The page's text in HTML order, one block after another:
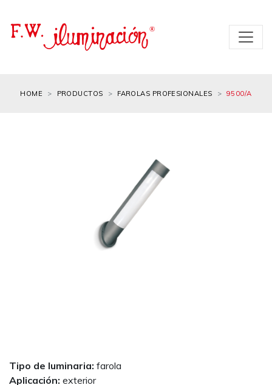
HOME PRODUCTOS FAROLAS PROFESIONALES 9500/A
Tipo de luminaria: farola
Aplicación: exterior